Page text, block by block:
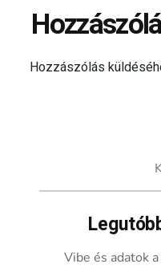
Hozzászólás
Vibe és adatok